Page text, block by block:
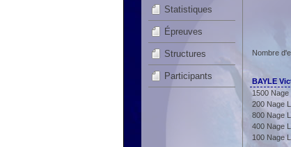
Statistiques
Épreuves
Structures
Participants
Nombre
BAYLE
1500
200 Nage
800 Nage
400 Nage
100 Nage